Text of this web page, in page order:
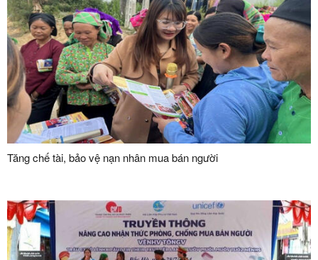
Tăng chế tài, bảo vệ nạn nhân mua bán người